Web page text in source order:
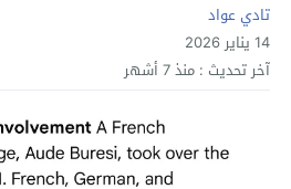
تادي عواد
14 يناير 2026
آخر تحديث : منذ 7 أشهر